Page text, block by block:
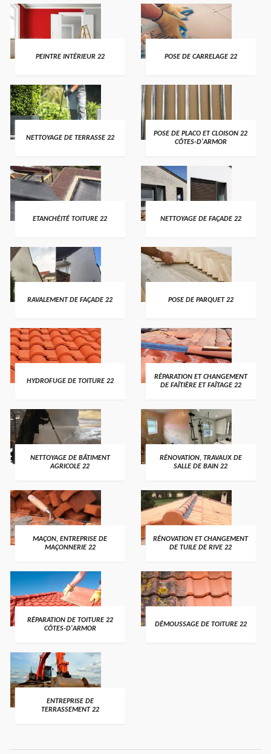
PEINTRE INTÉRIEUR 22 POSE DE CARRELAGE 22
NETTOYAGE DE TERRASSE 22
POSE DE PLACO ET CLOISON 22
CÔTES-D'ARMOR
ETANCHÉITÉ TOITURE 22 NETTOYAGE DE FAÇADE 22
RAVALEMENT DE FAÇADE 22 POSE DE PARQUET 22
HYDROFUGE DE TOITURE 22
RÉPARATION ET CHANGEMENT
DE FAÎTIÈRE ET FAÎTAGE 22
NETTOYAGE DE BÂTIMENT
AGRICOLE 22
RÉNOVATION, TRAVAUX DE
SALLE DE BAIN 22
MAÇON, ENTREPRISE DE
MAÇONNERIE 22
RÉNOVATION ET CHANGEMENT
DE TUILE DE RIVE 22
RÉPARATION DE TOITURE 22
CÔTES-D'ARMOR
DÉMOUSSAGE DE TOITURE 22
ENTREPRISE DE
TERRASSEMENT 22